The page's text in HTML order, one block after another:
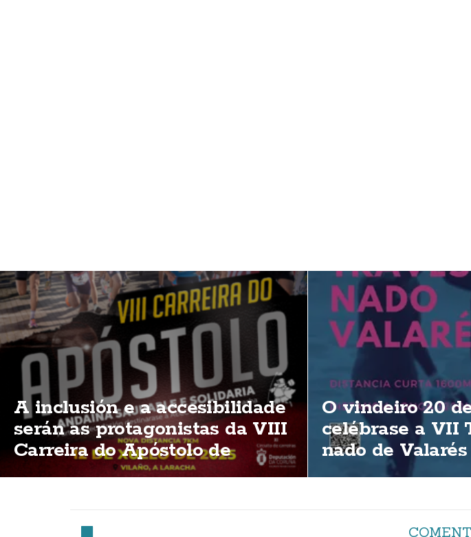
A inclusión e a accesibilidade
serán as protagonistas da VIII
Carreira do Apóstolo de
Vilaño
O vindeiro 20
celébrase a VII
nado de Valarés